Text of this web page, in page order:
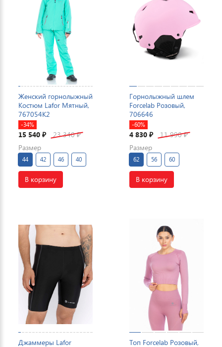
Женский горнолыжный
Костюм Lafor Мятный,
767054K2
-34%
15 540 ₽ 23 340₽
Размер
44 42 46 40
В корзину
Горнолыжный шлем
Forcelab Розовый,
706646
-60%
4 830 ₽ 11 990₽
Размер
62 56 60
В корзину
Джаммеры Lafor
Топ Forcelab Розовый,